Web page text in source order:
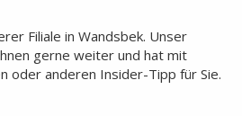
Filiale in Wandsbek. Unser
gerne weiter und hat mit
oder anderen Insider-Tipp für Sie.